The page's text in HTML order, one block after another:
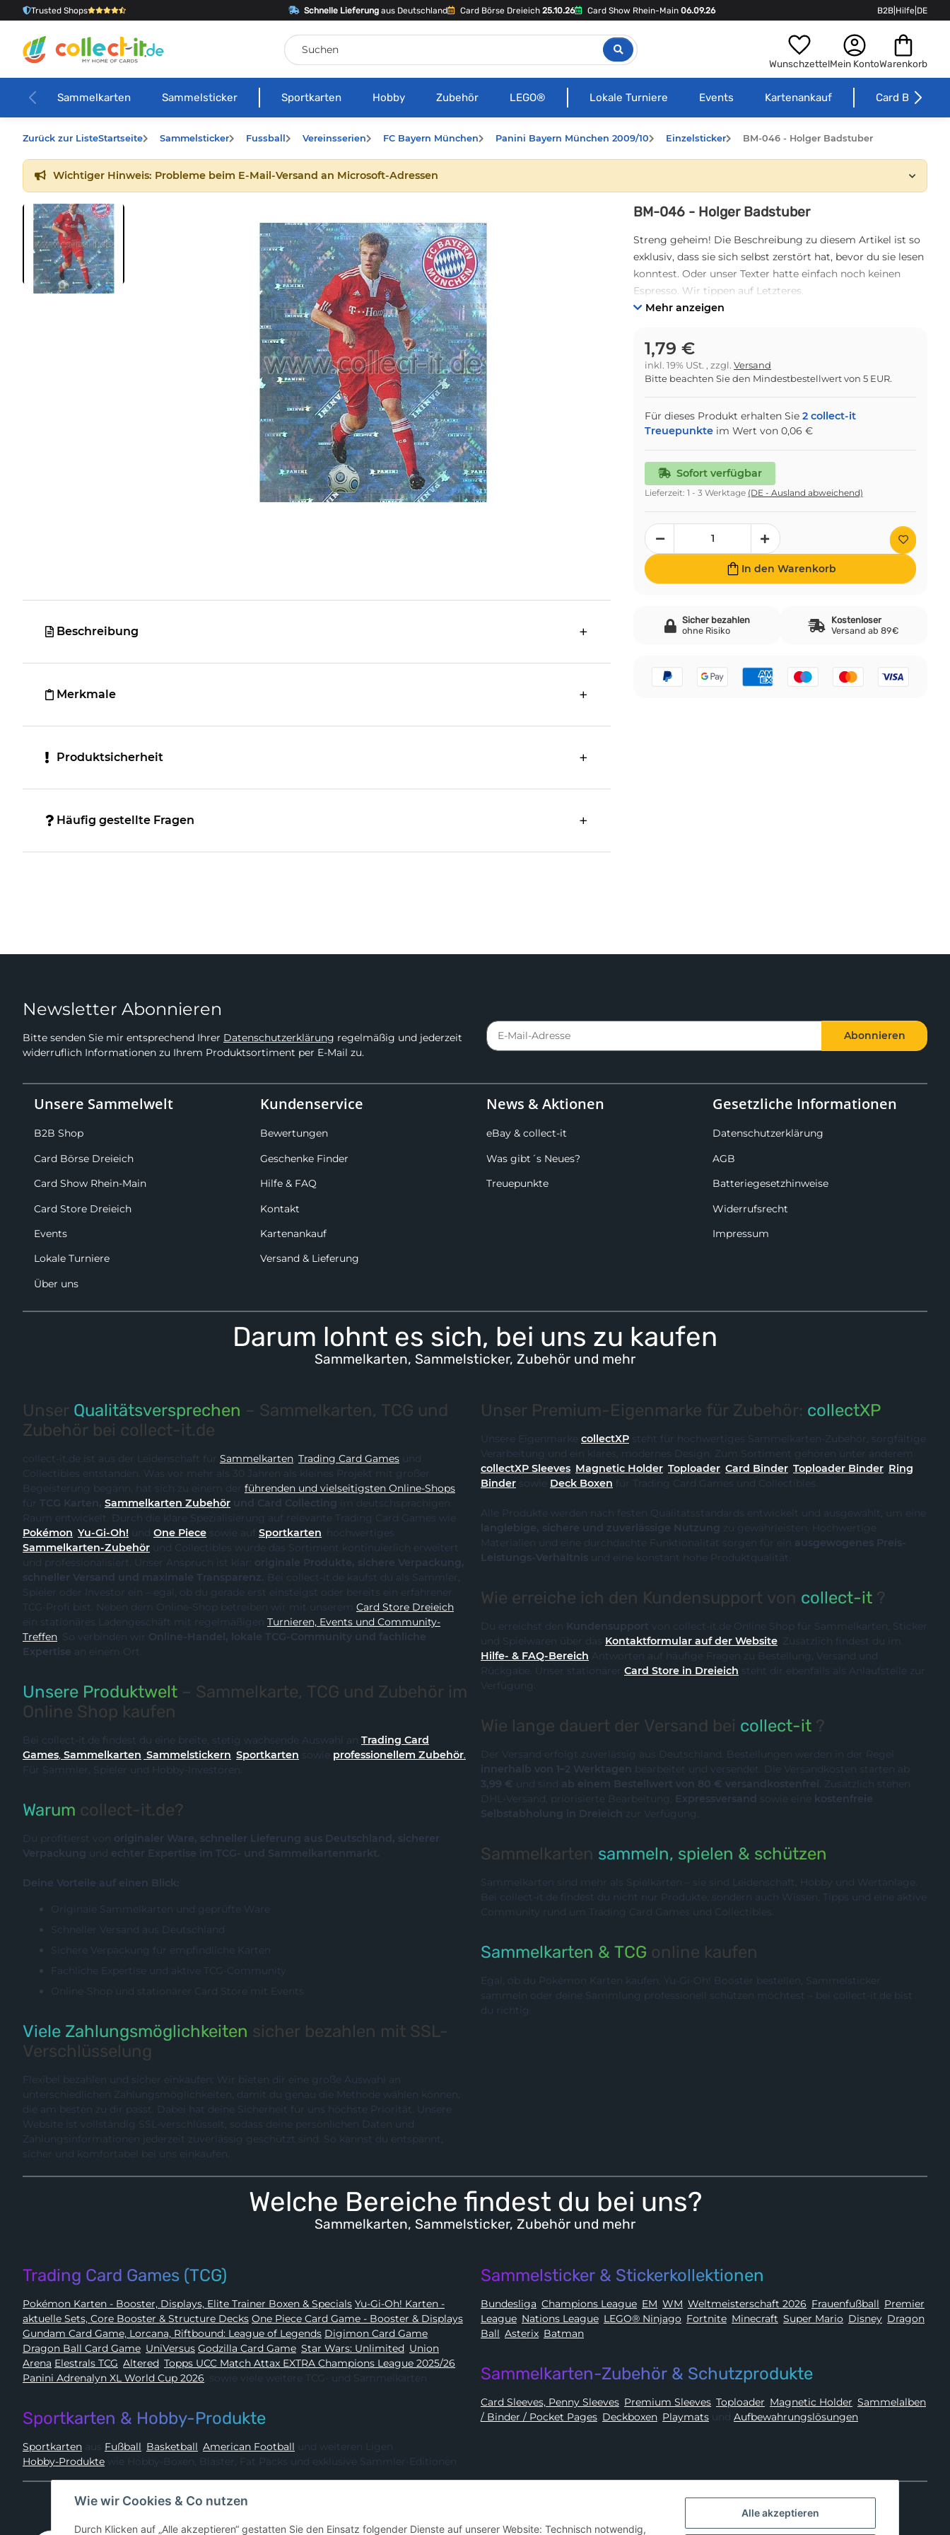
Trusted Shops Schnelle Lieferungaus Deutschland Card Börse Dreieich 25.10.26 Card Show Rhein-Main 06.09.26 B2B Hilfe DE
WunschzettelMein KontoWarenkorb
Sammelkarten Sammelsticker Sportkarten Hobby Zubehör LEGO® Lokale Turniere Events Kartenankauf Card Börse
Zurück zur ListeStartseite Sammelsticker Fussball Vereinsserien FC Bayern München Panini Bayern München 2009/10 Einzelsticker BM-046 - Holger Badstuber
Wichtiger Hinweis: Probleme beim E-Mail-Versand an Microsoft-Adressen
BM-046 - Holger Badstuber
Streng geheim! Die Beschreibung zu diesem Artikel ist so
exklusiv, dass sie sich selbst zerstört hat, bevor du sie lesen
konntest. Oder unser Texter hatte einfach noch keinen
Espresso. Wir tippen auf Letzteres.
Mehr anzeigen
1,79 €
inkl. 19% USt. , zzgl. Versand
Bitte beachten Sie den Mindestbestellwert von 5 EUR.
Für dieses Produkt erhalten Sie 2 collect-it
Treuepunkte im Wert von 0,06 €
Sofort verfügbar
Lieferzeit: 1 - 3 Werktage (DE - Ausland abweichend)
In den Warenkorb
Sicher bezahlen
ohne Risiko
Kostenloser
Versand ab 89€
Beschreibung
Merkmale
Produktsicherheit
Häufig gestellte Fragen
Newsletter Abonnieren
Bitte senden Sie mir entsprechend Ihrer Datenschutzerklärung regelmäßig und jederzeit
widerruflich Informationen zu Ihrem Produktsortiment per E-Mail zu.
Abonnieren
Unsere Sammelwelt
B2B Shop
Card Börse Dreieich
Card Show Rhein-Main
Card Store Dreieich
Events
Lokale Turniere
Über uns
Kundenservice
Bewertungen
Geschenke Finder
Hilfe & FAQ
Kontakt
Kartenankauf
Versand & Lieferung
News & Aktionen
eBay & collect-it
Was gibt´s Neues?
Treuepunkte
Gesetzliche Informationen
Datenschutzerklärung
AGB
Batteriegesetzhinweise
Widerrufsrecht
Impressum
Darum lohnt es sich, bei uns zu kaufen
Sammelkarten, Sammelsticker, Zubehör und mehr
Unser Qualitätsversprechen – Sammelkarten, TCG und
Zubehör bei collect-it.de
collect-it.de ist aus der Leidenschaft für Sammelkarten, Trading Card Games und
Collectibles entstanden. Was vor mehr als 30 Jahren als kleines Projekt mit großer
Begeisterung begann, hat sich zu einem der führenden und vielseitigsten Online-Shops
für TCG Karten, Sammelkarten Zubehör und Card Collecting
im deutschsprachigen
Raum entwickelt. Durch die klare Spezialisierung auf relevante Trading Card Games wie
Pokémon, Yu-Gi-Oh! und One Piece sowie auf Sportkarten , hochwertiges
Sammelkarten-Zubehör
und professionalisiert. Unser Anspruch ist klar: originale Produkte, sichere Verpackung,
schneller Versand und maximale Transparenz. Bei collect-it.de kaufst du als Sammler,
Spieler oder Investor ein – egal, ob du gerade erst einsteigst oder bereits ein erfahrener
TCG-Profi bist. Neben dem Online-Shop betreiben wir mit unserem
Card Store Dreieich
ein stationäres Ladengeschäft mit regelmäßigen Turnieren, Events und Community-
Treffen. So verbinden wir Online-Handel, lokale TCG-Community und fachliche
Expertise an einem Ort.
Unsere Produktwelt – Sammelkarte, TCG und Zubehör im
Online Shop kaufen
Bei collect-it.de findest du eine breite, stetig wachsende Auswahl an Trading Card
Games, Sammelkarten, Sammelstickern, Sportkarten sowie professionellem Zubehör.
Für Sammler, Spieler und Hobby-Investoren.
Warum collect-it.de?
Du profitierst von originaler Ware, schneller Lieferung aus Deutschland, sicherer
Verpackung und echter Expertise im TCG- und Sammelkartenmarkt.
Deine Vorteile auf einen Blick:
Originale Sammelkarten und geprüfte Ware
Schneller Versand aus Deutschland
Sichere Verpackung für empfindliche Karten
Fachliche Expertise und aktive TCG-Community
Online-Shop und stationärer Card Store mit Events
Viele Zahlungsmöglichkeiten sicher bezahlen mit SSL-
Verschlüsselung
Flexibel bezahlen und sicher einkaufen: Wir bieten dir eine große Auswahl an
unterschiedlichen Zahlungsmöglichkeiten, damit du genau die Methode wählen können,
die am besten zu dir passt. Dabei hat deine Sicherheit für uns höchste Priorität. Unsere
Website ist vollständig SSL-verschlüsselt, sodass deine persönlichen Daten und
Zahlungsinformationen jederzeit zuverlässig geschützt sind. So kannst du entspannt,
sicher und komfortabel bei uns einkaufen.
Unser Premium-Eigenmarke für Zubehör: collectXP
Unsere Eigenmarke collectXP steht für hochwertiges Sammelkarten-Zubehör, sorgfältige
Verarbeitung und ein klares, modernes Design. Zum Sortiment gehören unter anderem
collectXP Sleeves, Magnetic Holder, Toploader, Card Binder, Toploader Binder, Ring
Binder sowie Deck Boxen für Trading Card Games und Collectibles.
Alle Produkte werden nach festen Qualitätsstandards entwickelt und ausgewählt, um eine
langlebige, sichere und zuverlässige Nutzung zu gewährleisten. Hochwertige
Materialien und eine durchdachte Funktionalität sorgen für ein ausgewogenes Preis-
Leistungs-Verhältnis und eine konstant hohe Produktqualität.
Wie erreiche ich den Kundensupport von collect-it ?
Du erreichst den Kundensupport von collect-it.de Online Shop für Sammelkarten, Sticker
und Spielwaren über das Kontaktformular auf der Website. Zusätzlich findest du im
Hilfe- & FAQ-Bereich Antworten auf häufige Fragen zu Bestellung, Versand und
Rückgabe. Unser stationärer Card Store in Dreieich steht dir ebenfalls als Anlaufstelle zur
Verfügung.
Wie lange dauert der Versand bei collect-it ?
Der Versand erfolgt zuverlässig aus Deutschland. Bestellungen werden in der Regel
innerhalb von 1–2 Werktagen bearbeitet und versendet. Die Versandkosten starten ab
3,99 € und sind ab einem Bestellwert von 80 € versandkostenfrei. Zusätzlich stehen
DHL-Versand, priorisierte Bearbeitung, Expressversand sowie eine kostenfreie
Selbstabholung in Dreieich zur Verfügung.
Sammelkarten sammeln, spielen & schützen
Sammelkarten sind mehr als Spielkarten – sie sind Leidenschaft, Hobby und Wertanlage.
Bei collect-it.de findest du nicht nur Produkte, sondern auch Wissen, Tipps und eine aktive
Community rund um Trading Card Games und Collectibles.
Sammelkarten & TCG online kaufen
Egal, ob du Pokémon Karten kaufen, Yu-Gi-Oh! Booster bestellen, Sammelsticker
sammeln oder deine Sammlung professionell schützen möchtest – bei collect-it.de bist
du richtig.
Welche Bereiche findest du bei uns?
Sammelkarten, Sammelsticker, Zubehör und mehr
Trading Card Games (TCG)
Pokémon Karten - Booster, Displays, Elite Trainer Boxen & Specials Yu-Gi-Oh! Karten -
aktuelle Sets, Core Booster & Structure Decks
One Piece Card Game - Booster & Displays
Gundam Card Game, Lorcana, Riftbound: League of Legends
Digimon Card Game,
Dragon Ball Card Game, UniVersus Godzilla Card Game, Star Wars: Unlimited, Union
Arena
Elestrals TCG, Altered, Topps UCC Match Attax EXTRA Champions League 2025/26,
Panini Adrenalyn XL World Cup 2026, sowie viele weitere TCG- und Sammelkarten
Sportkarten & Hobby-Produkte
Sportkarten aus Fußball, Basketball, American Football und weiteren Ligen
Hobby-Produkte wie Hobby-Boxen, Blaster, Fat Packs und exklusive Sammler-Editionen
Sammelsticker & Stickerkollektionen
Bundesliga, Champions League, EM, WM, Weltmeisterschaft 2026, Frauenfußball, Premier
League, Nations League, LEGO® Ninjago, Fortnite, Minecraft, Super Mario, Disney, Dragon
Ball, Asterix, Batman
Sammelkarten-Zubehör & Schutzprodukte
Card Sleeves, Penny Sleeves, Premium Sleeves, Toploader, Magnetic Holder, Sammelalben
/ Binder / Pocket Pages, Deckboxen, Playmats und Aufbewahrungslösungen
Hier kannst du uns folgen:
Alle akzeptieren
Wie wir Cookies & Co nutzen
Durch Klicken auf „Alle akzeptieren“ gestatten Sie den Einsatz folgender Dienste auf unserer Website: Technisch notwendig,